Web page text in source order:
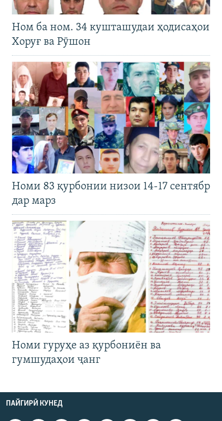
Ном ба ном. 34 кушташудаи ҳодисаҳои
Хоруғ ва Рӯшон
Номи 83 қурбонии низои 14-17 сентябр
дар марз
Номи гуруҳе аз қурбониён ва
гумшудаҳои ҷанг
ПАЙГИРӢ КУНЕД